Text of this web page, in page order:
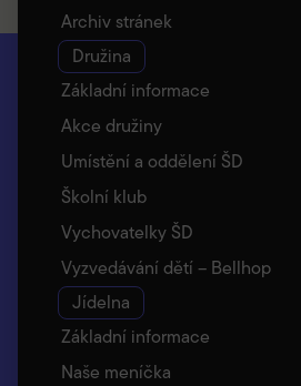
Archiv stránek
Družina
Základní informace
Akce družiny
Umístění a oddělení ŠD
Školní klub
Vychovatelky ŠD
Vyzvedávání dětí – Bellhop
Jídelna
Základní informace
Naše meníčka